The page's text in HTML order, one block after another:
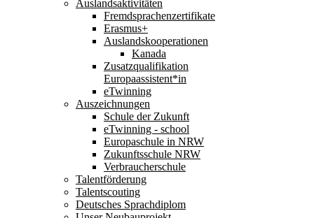
Auslandsaktivitäten
Fremdsprachenzertifikate
Erasmus+
Auslandskooperationen
Kanada
Zusatzqualifikation
Europaassistent*in
eTwinning
Auszeichnungen
Schule der Zukunft
eTwinning - school
Europaschule in NRW
Zukunftsschule NRW
Verbraucherschule
Talentförderung
Talentscouting
Deutsches Sprachdiplom